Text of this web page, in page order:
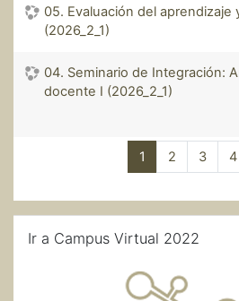
05. Evaluación del aprendizaje
(2026_2_1)
04. Seminario de Integración:
docente I (2026_2_1)
1 (actual)
2 3 4
Ir a Campus Virtual 2022